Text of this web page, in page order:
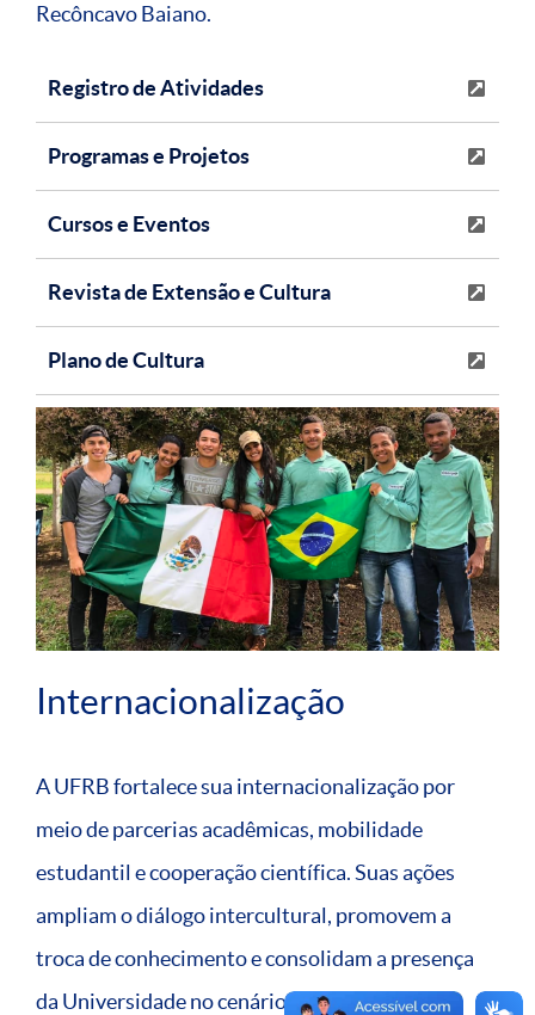
Recôncavo Baiano.
Registro de Atividades
Programas e Projetos
Cursos e Eventos
Revista de Extensão e Cultura
Plano de Cultura
Internacionalização
A UFRB fortalece sua internacionalização por
meio de parcerias acadêmicas, mobilidade
estudantil e cooperação científica. Suas ações
ampliam o diálogo intercultural, promovem a
troca de conhecimento e consolidam a presença
da Universidade no cenário global.